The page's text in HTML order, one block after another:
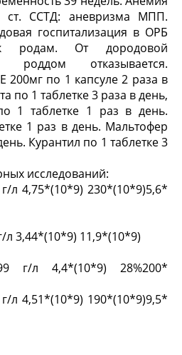
ССТД: аневризма МПП.
госпитализация в ОРБ
родам. От дородовой
роддом отказывается.
200мг по 1 капсуле 2 раза в
по 1 таблетке 3 раза в день,
1 таблетке 1 раз в день.
1 раз в день. Мальтофер
Курантил по 1 таблетке 3
исследований:
л 4,75*(10*9) 230*(10*9)5,6*
л 3,44*(10*9) 11,9*(10*9)
г/л 4,4*(10*9) 28%200*
л 4,51*(10*9) 190*(10*9)9,5*